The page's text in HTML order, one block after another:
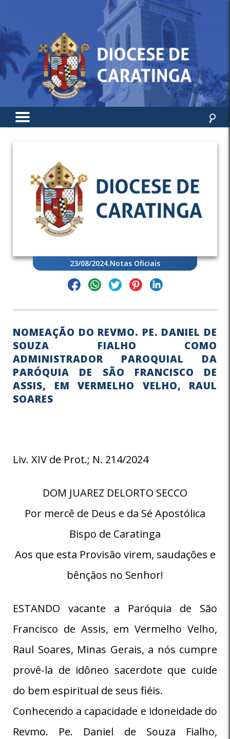
23/08/2024.Notas Oficiais
NOMEAÇÃO DO REVMO. PE. DANIEL DE
SOUZA FIALHO COMO
ADMINISTRADOR PAROQUIAL DA
PARÓQUIA DE SÃO FRANCISCO DE
ASSIS, EM VERMELHO VELHO, RAUL
SOARES
Liv. XIV de Prot.; N. 214/2024
DOM JUAREZ DELORTO SECCO
Por mercê de Deus e da Sé Apostólica
Bispo de Caratinga
Aos que esta Provisão virem, saudações e
bênçãos no Senhor!
ESTANDO vacante a Paróquia de São
Francisco de Assis, em Vermelho Velho,
Raul Soares, Minas Gerais, a nós cumpre
provê-la de idôneo sacerdote que cuide
do bem espiritual de seus fiéis.
Conhecendo a capacidade e idoneidade do
Revmo. Pe. Daniel de Souza Fialho,